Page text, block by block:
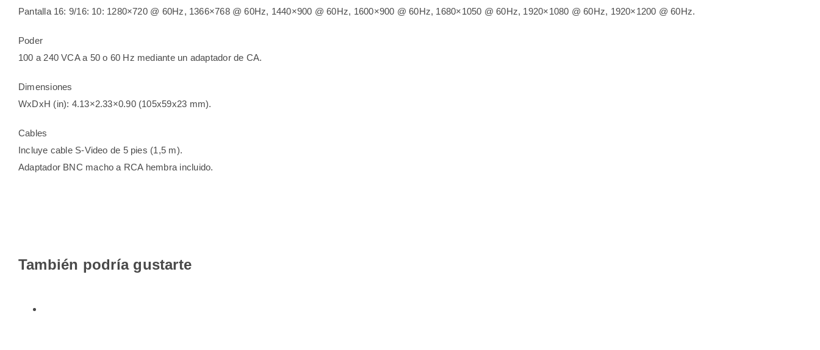
Pantalla 16: 9/16: 10: 1280×720 @ 60Hz, 1366×768 @ 60Hz, 1440×900 @ 60Hz, 1600×900 @ 60Hz, 1680×1050 @ 60Hz, 1920×1080 @ 60Hz, 1920×1200 @ 60Hz.
Poder
100 a 240 VCA a 50 o 60 Hz mediante un adaptador de CA.
Dimensiones
WxDxH (in): 4.13×2.33×0.90 (105x59x23 mm).
Cables
Incluye cable S-Video de 5 pies (1,5 m).
Adaptador BNC macho a RCA hembra incluido.
También podría gustarte